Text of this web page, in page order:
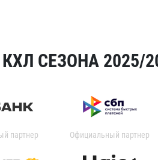
СЕЗОНА 2025/
партнер Официальный партнер